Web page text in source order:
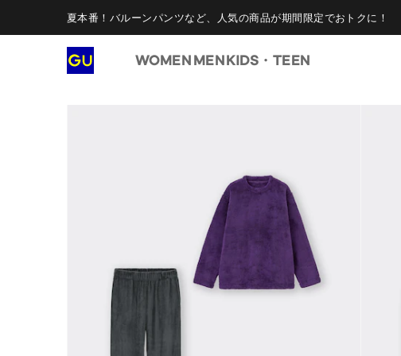
夏本番！バルーンパンツなど、人気の商品が期間限定でおトクに！
WOMEN MENKIDS・TEEN